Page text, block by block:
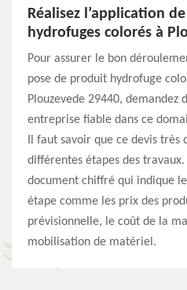
Réalisez l’application
hydrofuges colorés à
Pour assurer le bon
pose de produit hydrofuge
Plouzevede 29440, demandez
entreprise fiable dans ce
Il faut savoir que ce devis
différentes étapes des travaux.
document chiffré qui indique
étape comme les prix des
prévisionnelle, le coût de la
mobilisation de matériel.